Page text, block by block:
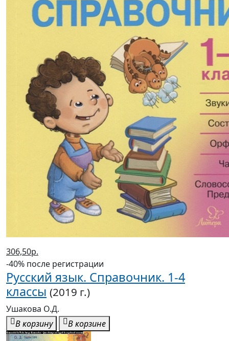
306,50р.
-40% после регистрации
Русский язык. Справочник. 1-4
классы (2019 г.)
Ушакова О.Д.
В корзину
В корзине